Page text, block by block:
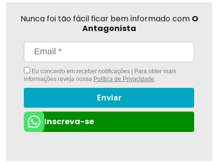
Nunca foi tão fácil ficar bem informado com O
Antagonista
Eu concordo em receber notificações | Para obter mais
informações reveja nossa Política de Privacidade.
Enviar
Inscreva-se